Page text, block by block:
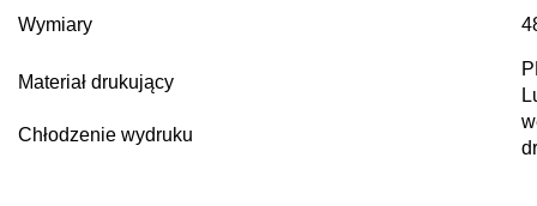
Wymiary
Materiał drukujący
Chłodzenie wydruku